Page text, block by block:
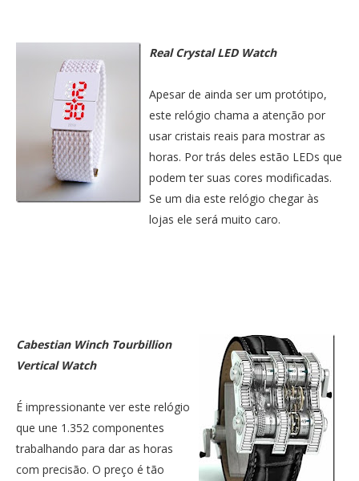
Real Crystal LED Watch
Apesar de ainda ser um protótipo,
este relógio chama a atenção por
usar cristais reais para mostrar as
horas. Por trás deles estão LEDs que
podem ter suas cores modificadas.
Se um dia este relógio chegar às
lojas ele será muito caro.
Cabestian Winch Tourbillion
Vertical Watch
É impressionante ver este relógio
que une 1.352 componentes
trabalhando para dar as horas
com precisão. O preço é tão